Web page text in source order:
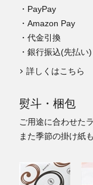
・PayPay
・Amazon Pay
・代金引換
・銀行振込(先払い)
詳しくはこちら
熨斗・梱包
ご用途に合わせた
また季節の掛け紙